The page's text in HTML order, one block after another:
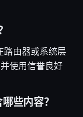
路由器或系统层
使用信誉良好
些内容？